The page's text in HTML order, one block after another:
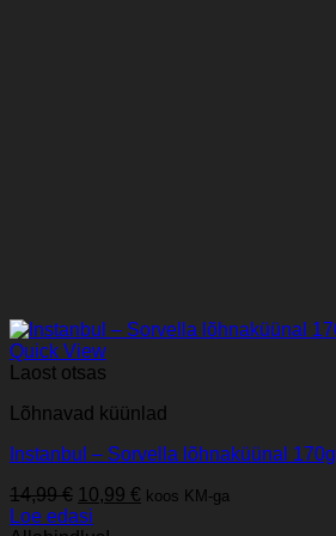
Quick View
Laost otsas
Lõhnavad küünlad
Instanbul – Sorvella lõhnaküünal 170g
14,99€ Algne
hind
10,99 € Praegune
koos KM-ga
Loe edasi